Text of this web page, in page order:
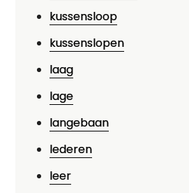
kussensloop
kussenslopen
laag
lage
langebaan
lederen
leer